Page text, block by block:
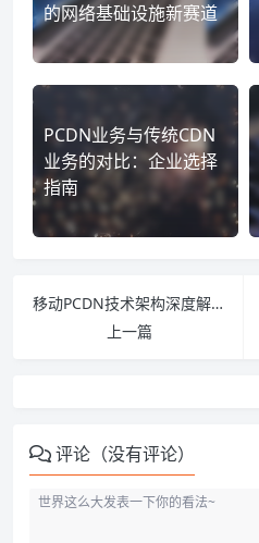
的网络基础设施新赛道
PCDN业务与传统CDN
业务的对比：企业选择
指南
移动PCDN技术架构深度解析：5G时代边缘计算与内容分发网络融合创新
上一篇
评论（没有评论）